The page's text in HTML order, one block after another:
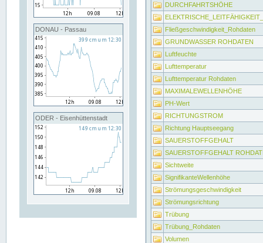
DONAU - Passau
ODER - Eisenhüttenstadt
DURCHFAHRTSHÖHE
Fließgeschwindigkeit_Rohdaten
GRUNDWASSER ROHDATEN
Luftfeuchte
Lufttemperatur
Lufttemperatur Rohdaten
MAXIMALEWELLENHÖHE
PH-Wert
RICHTUNGSTROM
Richtung Hauptseegang
SAUERSTOFFGEHALT
SAUERSTOFFGEHALT
Sichtweite
SignifikanteWellenhöhe
Strömungsgeschwindigkeit
Strömungsrichtung
Trübung
Trübung_Rohdaten
Volumen